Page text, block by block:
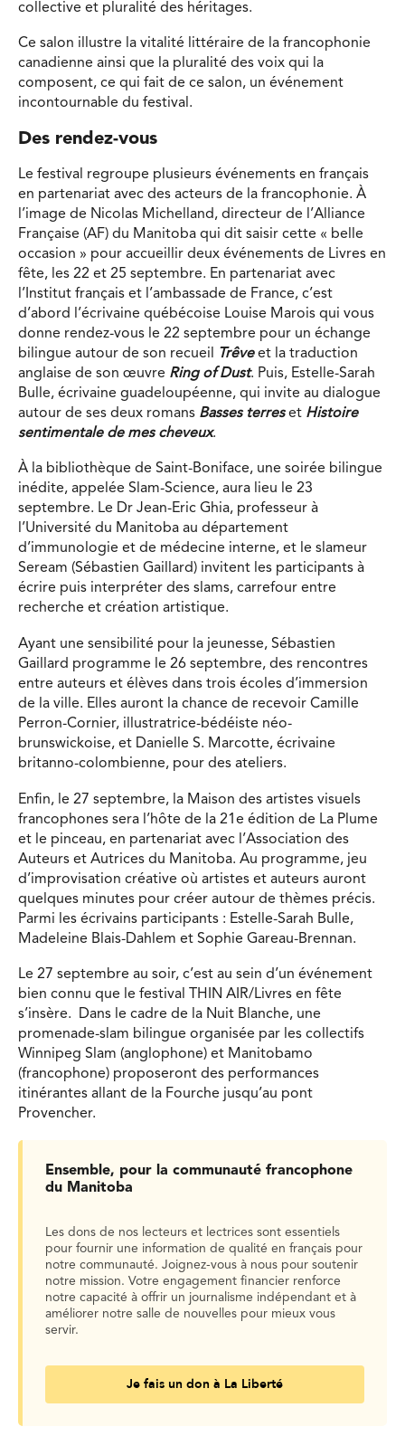
collective et pluralité des héritages.
Ce salon illustre la vitalité littéraire de la francophonie
canadienne ainsi que la pluralité des voix qui la
composent, ce qui fait de ce salon, un événement
incontournable du festival.
Des rendez-vous
Le festival regroupe plusieurs événements en français
en partenariat avec des acteurs de la francophonie. À
l’image de Nicolas Michelland, directeur de l’Alliance
Française (AF) du Manitoba qui dit saisir cette « belle
occasion » pour accueillir deux événements de Livres en
fête, les 22 et 25 septembre. En partenariat avec
l’Institut français et l’ambassade de France, c’est
d’abord l’écrivaine québécoise Louise Marois qui vous
donne rendez-vous le 22 septembre pour un échange
bilingue autour de son recueil
Trêveet la traduction
anglaise de son œuvre Ring of Dust. Puis, Estelle-Sarah
Bulle, écrivaine guadeloupéenne, qui invite au dialogue
autour de ses deux romans Basses terreset Histoire
sentimentale de mes cheveux.
À la bibliothèque de Saint-Boniface, une soirée bilingue
inédite, appelée Slam-Science, aura lieu le 23
septembre. Le Dr Jean-Eric Ghia, professeur à
l’Université du Manitoba au département
d’immunologie et de médecine interne, et le slameur
Seream (Sébastien Gaillard) invitent les participants à
écrire puis interpréter des slams, carrefour entre
recherche et création artistique.
Ayant une sensibilité pour la jeunesse, Sébastien
Gaillard programme le 26 septembre, des rencontres
entre auteurs et élèves dans trois écoles d’immersion
de la ville. Elles auront la chance de recevoir Camille
Perron-Cornier, illustratrice-bédéiste néo-
brunswickoise, et Danielle S. Marcotte, écrivaine
britanno-colombienne, pour des ateliers.
Enfin, le 27 septembre, la Maison des artistes visuels
francophones sera l’hôte de la 21e édition de La Plume
et le pinceau, en partenariat avec l’Association des
Auteurs et Autrices du Manitoba. Au programme, jeu
d’improvisation créative où artistes et auteurs auront
quelques minutes pour créer autour de thèmes précis.
Parmi les écrivains participants : Estelle-Sarah Bulle,
Madeleine Blais-Dahlem et Sophie Gareau-Brennan.
Le 27 septembre au soir, c’est au sein d’un événement
bien connu que le festival THIN AIR/Livres en fête
s’insère. Dans le cadre de la Nuit Blanche, une
promenade-slam bilingue organisée par les collectifs
Winnipeg Slam (anglophone) et Manitobamo
(francophone) proposeront des performances
itinérantes allant de la Fourche jusqu’au pont
Provencher.
Ensemble, pour la communauté francophone
du Manitoba
Les dons de nos lecteurs et lectrices sont essentiels
pour fournir une information de qualité en français pour
notre communauté. Joignez-vous à nous pour soutenir
notre mission. Votre engagement financier renforce
notre capacité à offrir un journalisme indépendant et à
améliorer notre salle de nouvelles pour mieux vous
servir.
Je fais un don à La Liberté